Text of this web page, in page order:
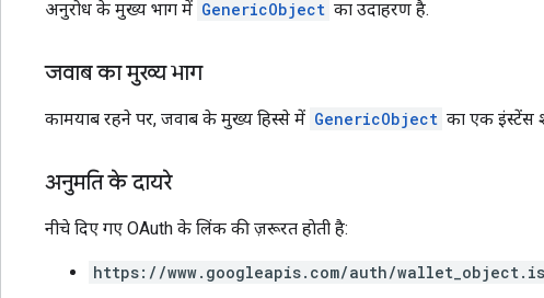
अनुरोध के मुख्य भाग में GenericObject का उदाहरण है.
जवाब का मुख्य भाग
कामयाब रहने पर, जवाब के मुख्य हिस्से में GenericObject का एक इंस्टेंस
अनुमति के दायरे
नीचे दिए गए OAuth के लिंक की ज़रूरत हाेती है:
https://www.googleapis.com/auth/